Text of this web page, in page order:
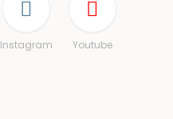
Instagram Youtube